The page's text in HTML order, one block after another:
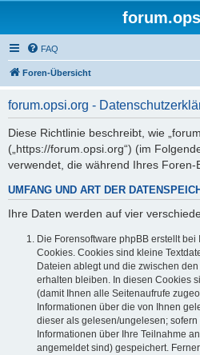
FAQ
Foren-Übersicht
forum.opsi.org -
Diese Richtlinie beschreibt, wie
(„https://forum.opsi.org“) (im
verwendet, die während Ihres Foren-
UMFANG UND ART DER
Ihre Daten werden auf vier
Die Forensoftware phpBB erstellt
Cookies. Cookies sind kleine
Dateien ablegt und die zwischen
erhalten bleiben. In diesen Cookies
(damit Ihnen alle Seitenaufrufe
Informationen über die von Ihnen
dieser als gelesen/ungelesen;
Informationen über Ihre Teilnahme
angemeldet sind) gespeichert.